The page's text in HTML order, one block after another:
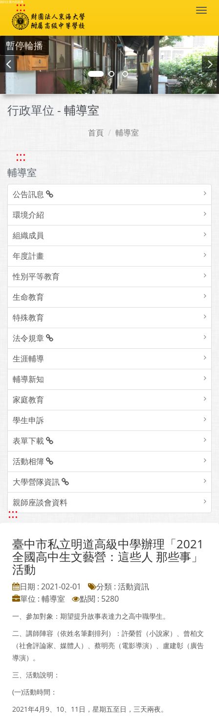
跳到主要內容區塊
:::
暫停輪播
行政單位 - 輔導室
首頁 輔導室
:::
輔導室
公告訊息
環境介紹
組織成員
年度計畫
性別平等教育
生命教育
特殊教育
法令規章
生涯輔導
輔導新知
家庭教育
學生申訴
表單下載
活動相簿
大學營隊資訊
親師座談會資料
:::
臺中市私立明道高級中學辦理「2021
全國高中生文藝營：這些人 那些事」
活動
日期 : 2021-02-01
分類 : 活動資訊
單位 : 輔導室
點閱 : 5280
一、參加對象：期望提升故事表達力之高中職學生。
二、講師陣容（依姓名筆劃排列）：許榮哲（小說家）、曾柏文
（社會評論家、媒體人）、蔡明亮（電影導演）、盧建彰（廣告
導演）。
三、活動說明：
(一)活動時間：
2021年4月9、10、11日，星期五至日，三天兩夜。